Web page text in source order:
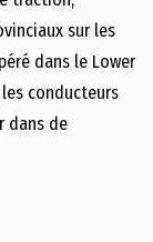
sur les
dans le Lower
conducteurs
dans de